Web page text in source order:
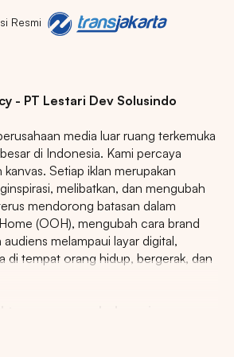
Resmi
- PT Lestari Dev Solusindo
media luar ruang terkemuka
di Indonesia. Kami percaya
Setiap iklan merupakan
melibatkan, dan mengubah
mendorong batasan dalam
(OOH), mengubah cara brand
melampaui layar digital,
di tempat orang hidup, bergerak, dan